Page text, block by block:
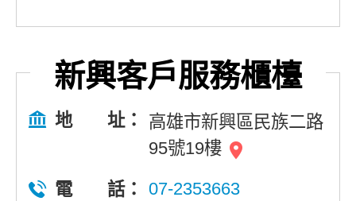
新興客戶服務櫃檯
地 址：
高雄市新興區民族二路
95號19樓
電 話：
07-2353663